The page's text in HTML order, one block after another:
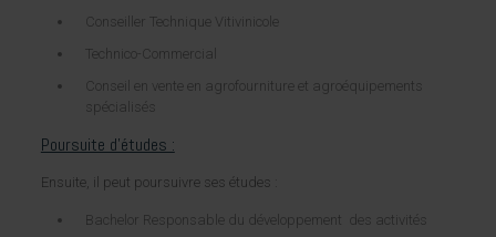
Conseiller Technique Vitivinicole
Technico-Commercial
Conseil en vente en agrofourniture et agroéquipements
spécialisés
Poursuite d’études :
Ensuite, il peut poursuivre ses études :
Bachelor Responsable du développement des activités